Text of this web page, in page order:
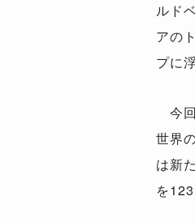
ルド
アの
プに
今
世界
は新
を